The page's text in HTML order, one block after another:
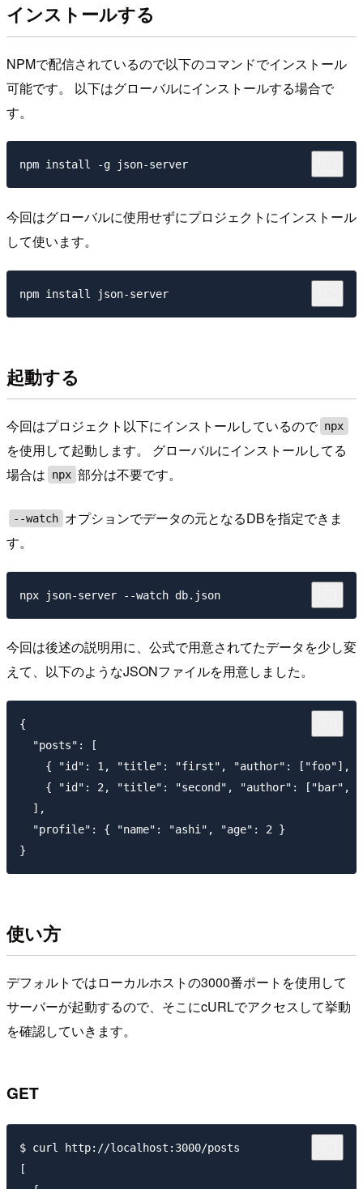
インストールする
NPMで配信されているので以下のコマンドでインストール
可能です。 以下はグローバルにインストールする場合で
す。
今回はグローバルに使用せずにプロジェクトにインストール
して使います。
起動する
今回はプロジェクト以下にインストールしているので npx
を使用して起動します。 グローバルにインストールしてる
場合は
npx 部分は不要です。
--watch オプションでデータの元となるDBを指定できま
す。
今回は後述の説明用に、公式で用意されてたデータを少し変
えて、以下のようなJSONファイルを用意しました。
{
  "posts": [
{ "id": 1, "title": "first", "author": ["foo"],
{ "id": 2, "title": "second", "author": ["bar",
  ],
  "profile": { "name": "ashi", "age": 2 }
使い方
デフォルトではローカルホストの3000番ポートを使用して
サーバーが起動するので、そこにcURLでアクセスして挙動
を確認していきます。
GET
$ curl http://localhost:3000/posts
[